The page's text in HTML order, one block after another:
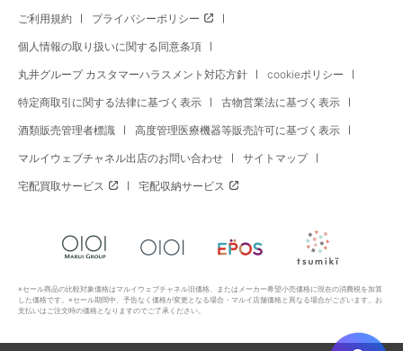
ご利用規約 プライバシーポリシー
個人情報の取り扱いに関する同意条項
丸井グループ カスタマーハラスメント対応方針 cookieポリシー
特定商取引に関する法律に基づく表示 古物営業法に基づく表示
酒類販売管理者標識 高度管理医療機器等販売許可に基づく表示
マルイウェブチャネル出店のお問い合わせ サイトマップ
宅配買取サービス 宅配収納サービス
※セール商品の比較対象価格はマルイウェブチャネル旧価格、またはメーカー希望小売価格に現在の消費税を加算
した価格です。※セール期間中、予告なく価格が変更となる場合・マルイ店舗価格と異なる場合がございます。お
支払いはご注文時の価格となりますのでご了承ください。